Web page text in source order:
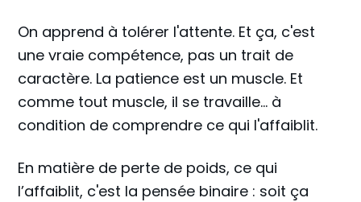
On apprend à tolérer l'attente. Et ça, c'est
une vraie compétence, pas un trait de
caractère. La patience est un muscle. Et
comme tout muscle, il se travaille… à
condition de comprendre ce qui l'affaiblit.
En matière de perte de poids, ce qui
l’affaiblit, c'est la pensée binaire : soit ça